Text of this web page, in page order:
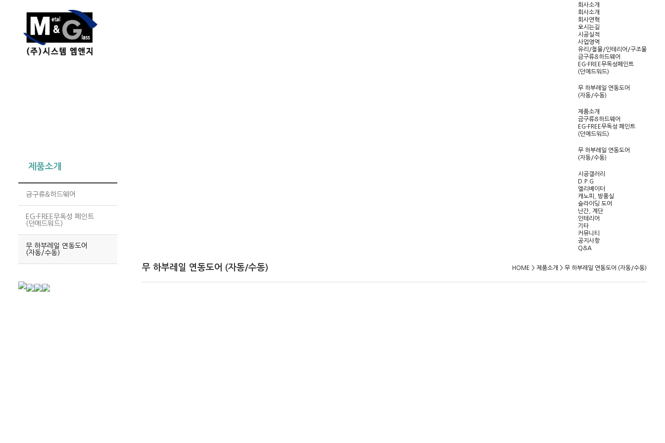
회사소개
회사소개
회사연혁
오시는길
시공실적
사업영역
유리/철물/인테리어/구조물
금구류&하드웨어
EG-FREE무독성페인트
(던에드워드)
무 하부레일 연동도어
(자동/수동)
제품소개
금구류&하드웨어
EG-FREE무독성 페인트
(던에드워드)
무 하부레일 연동도어
(자동/수동)
시공갤러리
D.P.G
엘리베이터
캐노피, 방풍실
슬라이딩 도어
난간, 계단
인테리어
기타
커뮤니티
공지사항
Q&A
제품소개
금구류&하드웨어
EG-FREE무독성 페인트
(던에드워드)
무 하부레일 연동도어
(자동/수동)
HOME > 제품소개 > 무 하부레일 연동도어 (자동/수동)
무 하부레일 연동도어 (자동/수동)